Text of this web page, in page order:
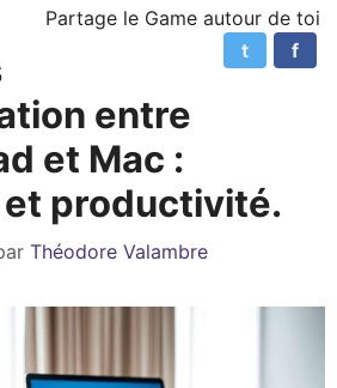
Partage le Game autour de toi
f
t
entre
et Mac :
productivité.
Théodore Valambre